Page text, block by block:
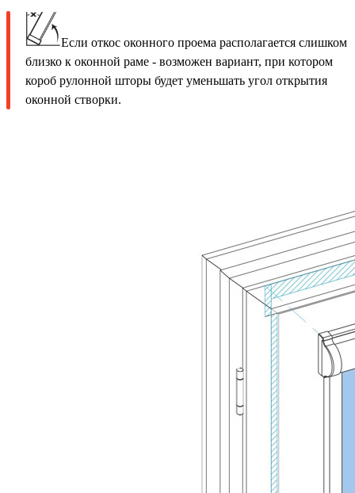
Если откос оконного проема располагается слишком
близко к оконной раме - возможен вариант, при котором
короб рулонной шторы будет уменьшать угол открытия
оконной створки.